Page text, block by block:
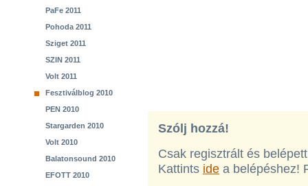
PaFe 2011
Pohoda 2011
Sziget 2011
SZIN 2011
Volt 2011
Fesztiválblog 2010
PEN 2010
Stargarden 2010
Volt 2010
Balatonsound 2010
EFOTT 2010
Szólj hozzá!
Csak regisztrált és
Kattints ide a belépéshez!